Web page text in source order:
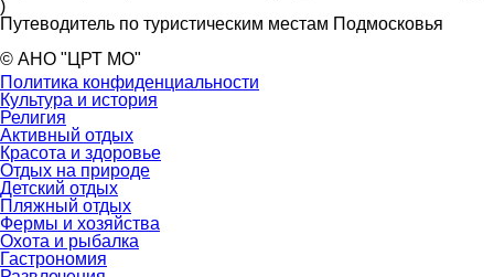
Путеводитель по туристическим местам Подмосковья
© АНО "ЦРТ МО"
Политика конфиденциальности
Культура и история
Религия
Активный отдых
Красота и здоровье
Отдых на природе
Детский отдых
Пляжный отдых
Фермы и хозяйства
Охота и рыбалка
Гастрономия